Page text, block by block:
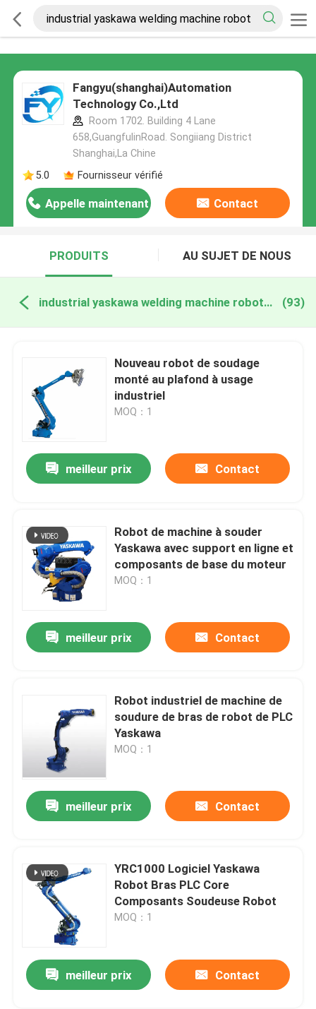
Fangyu(shanghai)Automation
Technology Co.,Ltd
Room 1702. Building 4 Lane
658,GuangfulinRoad. Songiiang District
Shanghai,La Chine
5.0
Fournisseur vérifié
Appelle maintenant Contact
PRODUITS AU SUJET DE NOUS
industrial yaskawa welding machine robot fabrication en ligne (93)
Nouveau robot de soudage
monté au plafond à usage
industriel
MOQ：1
meilleur prix Contact
Robot de machine à souder
Yaskawa avec support en ligne et
composants de base du moteur
MOQ：1
meilleur prix Contact
Robot industriel de machine de
soudure de bras de robot de PLC
Yaskawa
MOQ：1
meilleur prix Contact
YRC1000 Logiciel Yaskawa
Robot Bras PLC Core
Composants Soudeuse Robot
MOQ：1
meilleur prix Contact